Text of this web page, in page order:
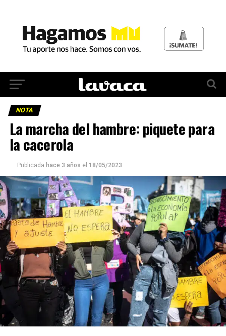
NOTA
La marcha del hambre: piquete para
la cacerola
Publicada hace 3 años el 18/05/2023